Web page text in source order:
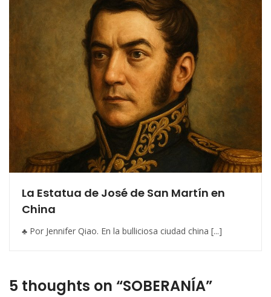
La Estatua de José de San Martín en
China
♣ Por Jennifer Qiao. En la bulliciosa ciudad china [...]
5 thoughts on “SOBERANÍA”